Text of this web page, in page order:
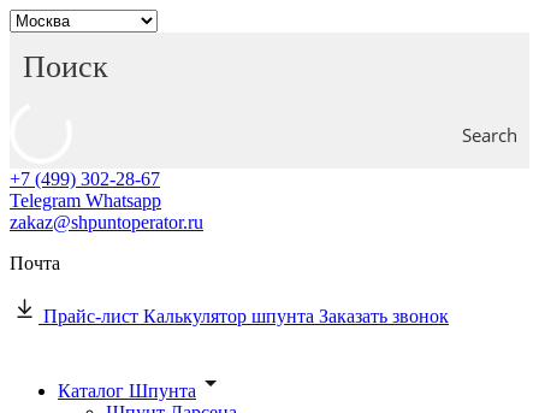
Search
+7 (499) 302-28-67
Telegram Whatsapp
zakaz@shpuntoperator.ru
Почта
Прайс-лист Калькулятор шпунта Заказать звонок
Каталог Шпунта